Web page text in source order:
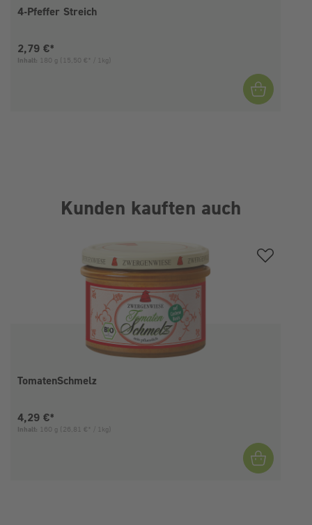
4-Pfeffer Streich
Aktueller Preis:
2,79 €*
Inhalt: 180 g (15,50 €* / 1kg)
Kunden kauften auch
TomatenSchmelz
Aktueller Preis:
4,29 €*
Inhalt: 160 g (26,81 €* / 1kg)